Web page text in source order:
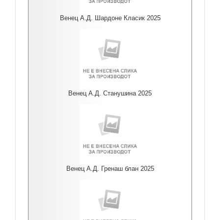
Венец А.Д. Шардоне Класик 2025
Венец А.Д. Станушина 2025
Венец А.Д. Гренаш блан 2025